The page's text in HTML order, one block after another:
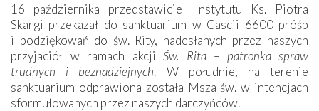
16 października przedstawiciel Instytutu Ks. Piotra
Skargi przekazał do sanktuarium w Cascii 6600 próśb
i podziękowań do św. Rity, nadesłanych przez naszych
przyjaciół w ramach akcji Św. Rita – patronka spraw
trudnych i beznadziejnych. W południe, na terenie
sanktuarium odprawiona została Msza św. w intencjach
sformułowanych przez naszych darczyńców.